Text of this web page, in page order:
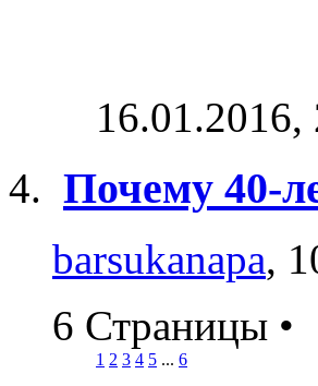
16.01.2016,
Почему 40-
barsukanapa,
6 Страницы •
1 2 3 4 5 ... 6